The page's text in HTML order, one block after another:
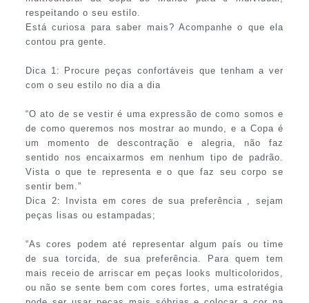
respeitando o seu estilo.
Está curiosa para saber mais? Acompanhe o que ela
contou pra gente.
Dica 1: Procure peças confortáveis que tenham a ver
com o seu estilo no dia a dia
“O ato de se vestir é uma expressão de como somos e
de como queremos nos mostrar ao mundo, e a Copa é
um momento de descontração e alegria, não faz
sentido nos encaixarmos em nenhum tipo de padrão.
Vista o que te representa e o que faz seu corpo se
sentir bem.”
Dica 2: Invista em cores de sua preferência , sejam
peças lisas ou estampadas;
“As cores podem até representar algum país ou time
de sua torcida, de sua preferência. Para quem tem
mais receio de arriscar em peças looks multicoloridos,
ou não se sente bem com cores fortes, uma estratégia